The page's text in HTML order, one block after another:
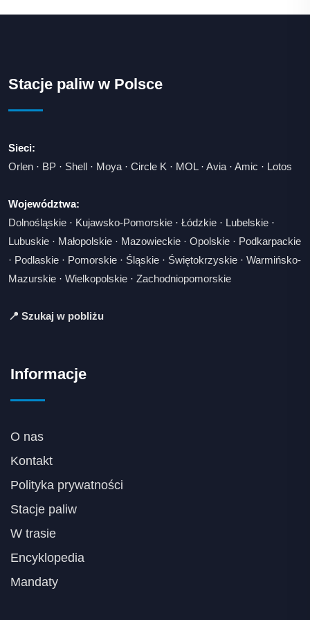
Stacje paliw w Polsce
Sieci:
Orlen · BP · Shell · Moya · Circle K · MOL· Avia · Amic · Lotos
Województwa:
Dolnośląskie · Kujawsko-Pomorskie · Łódzkie · Lubelskie ·
Lubuskie · Małopolskie · Mazowieckie · Opolskie · Podkarpackie
· Podlaskie · Pomorskie · Śląskie · Świętokrzyskie · Warmińsko-
Mazurskie · Wielkopolskie · Zachodniopomorskie
📍 Szukaj w pobliżu
Informacje
O nas
Kontakt
Polityka prywatności
Stacje paliw
W trasie
Encyklopedia
Mandaty